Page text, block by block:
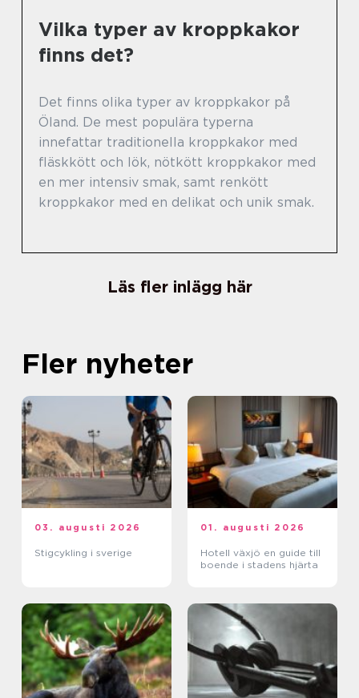
Vilka typer av kroppkakor
finns det?
Det finns olika typer av kroppkakor på
Öland. De mest populära typerna
innefattar traditionella kroppkakor med
fläskkött och lök, nötkött kroppkakor med
en mer intensiv smak, samt renkött
kroppkakor med en delikat och unik smak.
Läs fler inlägg här
Fler nyheter
03. augusti 2026
Stigcykling i sverige
01. augusti 2026
Hotell växjö en guide till
boende i stadens hjärta